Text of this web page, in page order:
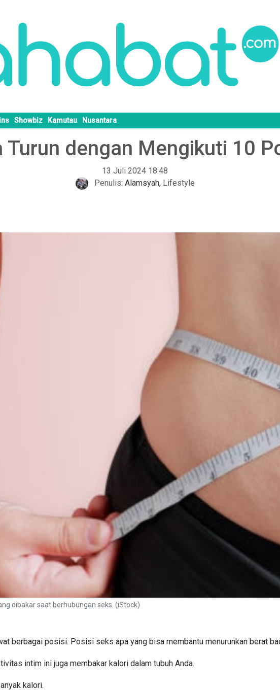
Showbiz Kamutau Nusantara
Turun dengan Mengikuti 10
13 Juli 2024 18:48
Penulis: Alamsyah, Lifestyle
dibakar saat berhubungan seks. (iStock)
berbagai posisi. Posisi seks apa yang bisa membantu menurunkan berat
intim ini juga membakar kalori dalam tubuh Anda.
kalori.